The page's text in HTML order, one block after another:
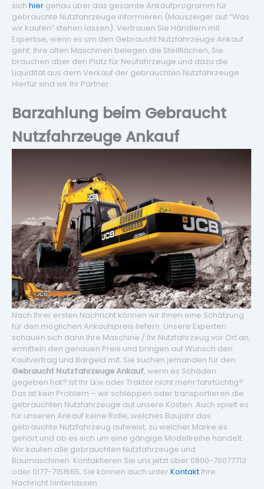
sich hier genau über das gesamte Ankaufprogramm für
gebrauchte Nutzfahrzeuge informieren (Mauszeiger auf “Was
wir kaufen” stehen lassen). Vertrauen Sie Händlern mit
Expertise, wenn es um den Gebraucht Nutzfahrzeuge Ankauf
geht. Ihre alten Maschinen belegen die Stellflächen, Sie
brauchen aber den Platz für Neufahrzeuge und dazu die
Liquidität aus dem Verkauf der gebrauchten Nutzfahrzeuge.
Hierfür sind wir Ihr Partner.
Barzahlung beim Gebraucht
Nutzfahrzeuge Ankauf
Nach Ihrer ersten Nachricht können wir Ihnen eine Schätzung
für den möglichen Ankaufspreis liefern. Unsere Experten
schauen sich dann Ihre Maschine / Ihr Nutzfahrzeug vor Ort an,
ermitteln den genauen Preis und bringen auf Wunsch den
Kaufvertrag und Bargeld mit. Sie suchen jemanden für den
Gebraucht Nutzfahrzeuge Ankauf, wenn es Schäden
gegeben hat? Ist Ihr Lkw oder Traktor nicht mehr fahrtüchtig?
Das ist kein Problem – wir schleppen oder transportieren die
gebrauchten Nutzfahrzeuge auf unsere Kosten. Auch spielt es
für unseren Ankauf keine Rolle, welches Baujahr das
gebrauchte Nutzfahrzeug aufweist, zu welcher Marke es
gehört und ob es sich um eine gängige Modellreihe handelt.
Wir kaufen alle gebrauchten Nutzfahrzeuge und
Baumaschinen. Kontaktieren Sie uns jetzt über 0800-70077713
oder 0177-7151665, Sie können auch unter Kontakt Ihre
Nachricht hinterlassen.